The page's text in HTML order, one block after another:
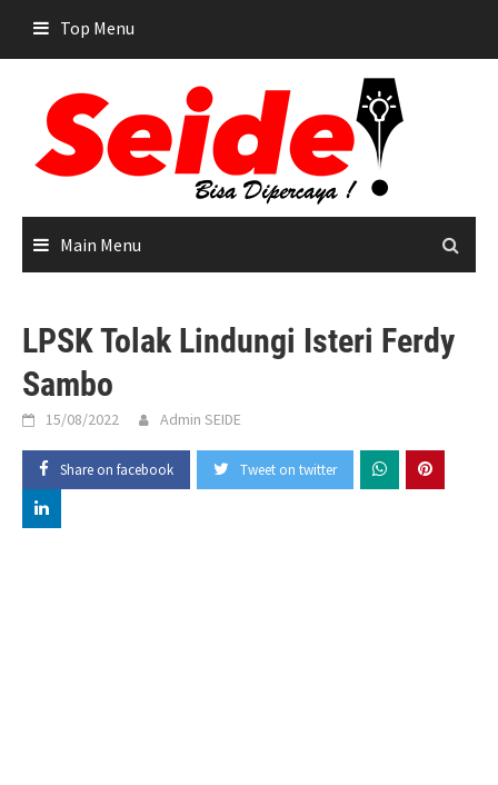
content
Top Menu
Main Menu
LPSK Tolak Lindungi Isteri Ferdy
Sambo
15/08/2022 Admin SEIDE
Share on facebook Tweet on twitter